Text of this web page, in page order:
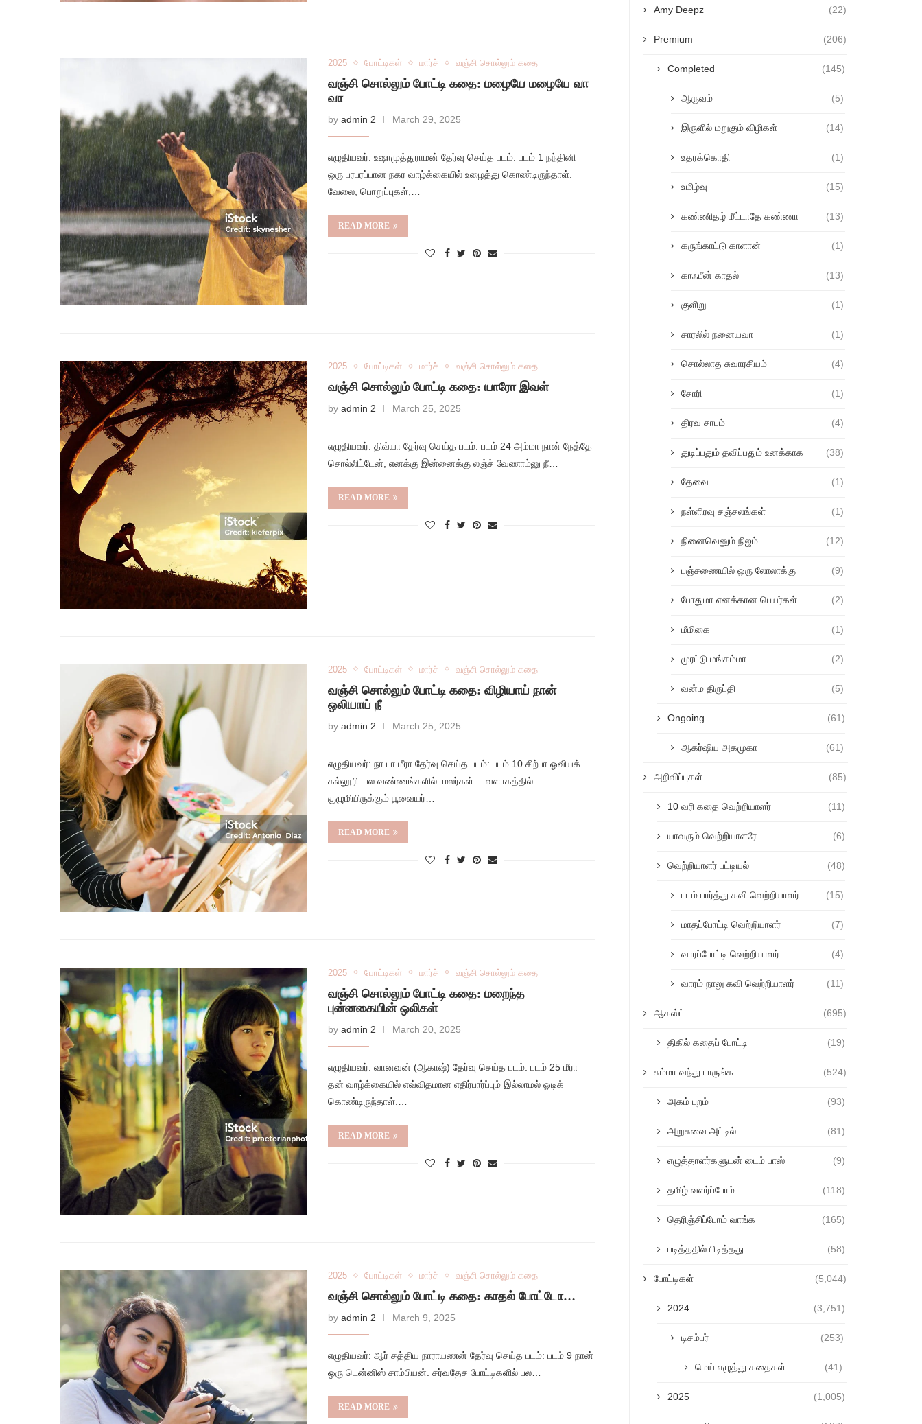
2025 போட்டிகள் மார்ச் வஞ்சி சொல்லும் கதை
வஞ்சி சொல்லும் போட்டி கதை: மழையே மழையே வா
வா
by admin 2 March 29, 2025
எழுதியவர்: உஷாமுத்துராமன் தேர்வு செய்த படம்: படம் 1 நந்தினி
ஒரு பரபரப்பான நகர வாழ்க்கையில் உழைத்து கொண்டிருந்தாள்.
வேலை, பொறுப்புகள்,…
READ MORE
2025 போட்டிகள் மார்ச் வஞ்சி சொல்லும் கதை
வஞ்சி சொல்லும் போட்டி கதை: யாரோ இவள்
by admin 2 March 25, 2025
எழுதியவர்: திவ்யா தேர்வு செய்த படம்: படம் 24 அம்மா நான் நேத்தே
சொல்லிட்டேன், எனக்கு இன்னைக்கு லஞ்ச் வேணாம்னு நீ…
READ MORE
2025 போட்டிகள் மார்ச் வஞ்சி சொல்லும் கதை
வஞ்சி சொல்லும் போட்டி கதை: விழியாய் நான்
ஒலியாய் நீ
by admin 2 March 25, 2025
எழுதியவர்: நா.பா.மீரா தேர்வு செய்த படம்: படம் 10 சிற்பா ஓவியக்
கல்லூரி. பல வண்ணங்களில் மலர்கள்… வளாகத்தில்
குழுமியிருக்கும் பூவையர்…
READ MORE
2025 போட்டிகள் மார்ச் வஞ்சி சொல்லும் கதை
வஞ்சி சொல்லும் போட்டி கதை: மறைந்த
புன்னகையின் ஒலிகள்
by admin 2 March 20, 2025
எழுதியவர்: வானவன் (ஆகாஷ்) தேர்வு செய்த படம்: படம் 25 மீரா
தன் வாழ்க்கையில் எவ்விதமான எதிர்பார்ப்பும் இல்லாமல் ஓடிக்
கொண்டிருந்தாள்.…
READ MORE
2025 போட்டிகள் மார்ச் வஞ்சி சொல்லும் கதை
வஞ்சி சொல்லும் போட்டி கதை: காதல் போட்டோ…
by admin 2 March 9, 2025
எழுதியவர்: ஆர் சத்திய நாராயணன் தேர்வு செய்த படம்: படம் 9 நான்
ஒரு டென்னிஸ் சாம்பியன். சர்வதேச போட்டிகளில் பல…
READ MORE
Amy Deepz (22)
Premium (206)
Completed (145)
ஆருவம் (5)
இருளில் மறுகும் விழிகள் (14)
உதரக்கொதி (1)
உமிழ்வு (15)
கண்ணிதழ் மீட்டாதே கண்ணா (13)
கருங்காட்டு காளான் (1)
காஃபீன் காதல் (13)
குளிறு (1)
சாரலில் நனையவா (1)
சொல்லாத சுவாரசியம் (4)
சோரி (1)
திரவ சாபம் (4)
துடிப்பதும் தவிப்பதும் உனக்காக (38)
தேவை (1)
நள்ளிரவு சஞ்சலங்கள் (1)
நினைவெனும் நிஜம் (12)
பஞ்சணையில் ஒரு லோலாக்கு (9)
போதுமா எனக்கான பெயர்கள் (2)
மீமிகை (1)
முரட்டு மங்கம்மா (2)
வன்ம திருப்தி (5)
Ongoing (61)
ஆகர்ஷிய அகமுகா (61)
அறிவிப்புகள் (85)
10 வரி கதை வெற்றியாளர் (11)
யாவரும் வெற்றியாளரே (6)
வெற்றியாளர் பட்டியல் (48)
படம் பார்த்து கவி வெற்றியாளர் (15)
மாதப்போட்டி வெற்றியாளர் (7)
வாரப்போட்டி வெற்றியாளர் (4)
வாரம் நாலு கவி வெற்றியாளர் (11)
ஆகஸ்ட் (695)
திகில் கதைப் போட்டி (19)
சும்மா வந்து பாருங்க (524)
அகம் புறம் (93)
அறுசுவை அட்டில் (81)
எழுத்தாளர்களுடன் டைம் பாஸ் (9)
தமிழ் வளர்ப்போம் (118)
தெரிஞ்சிப்போம் வாங்க (165)
படித்ததில் பிடித்தது (58)
போட்டிகள் (5,044)
2024 (3,751)
டிசம்பர் (253)
மெய் எழுத்து கதைகள் (41)
2025 (1,005)